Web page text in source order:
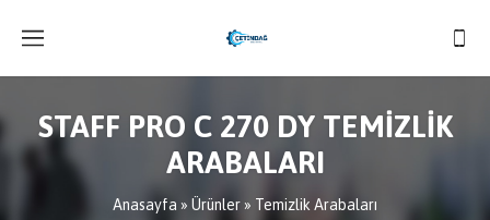
STAFF PRO C 270 DY TEMİZLİK
ARABALARI
Anasayfa » Ürünler » Temizlik Arabaları